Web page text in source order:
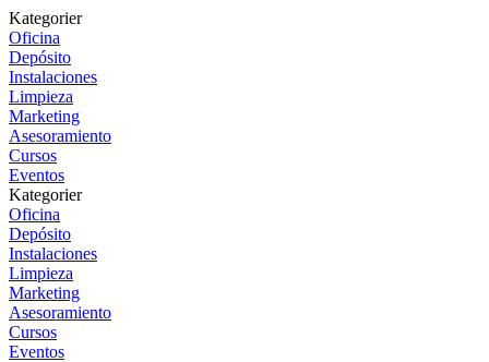
Kategorier
Oficina
Depósito
Instalaciones
Limpieza
Marketing
Asesoramiento
Cursos
Eventos
Kategorier
Oficina
Depósito
Instalaciones
Limpieza
Marketing
Asesoramiento
Cursos
Eventos